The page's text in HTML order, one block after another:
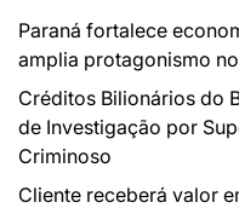
Paraná fortalece
amplia protagonismo
Créditos Bilionários do
de Investigação por
Criminoso
Cliente receberá valor